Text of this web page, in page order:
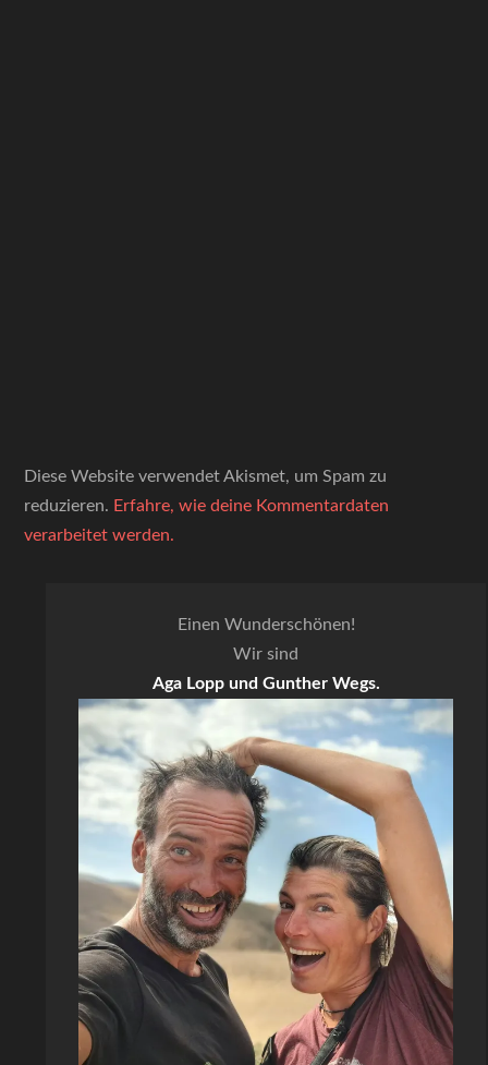
Diese Website verwendet Akismet, um Spam zu
reduzieren. Erfahre, wie deine Kommentardaten
verarbeitet werden.
Einen Wunderschönen!
Wir sind
Aga Lopp und Gunther Wegs.